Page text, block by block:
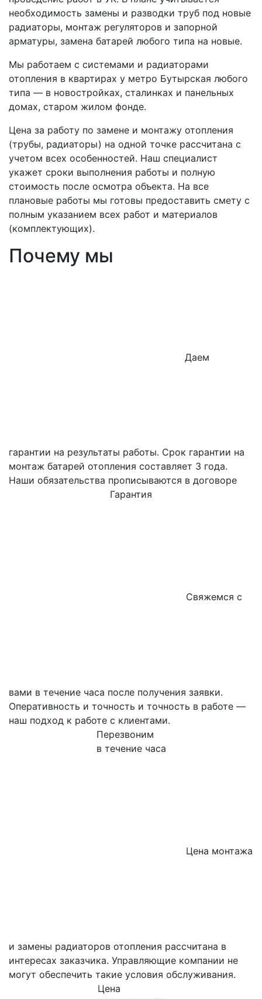
необходимость замены и разводки труб под новые
радиаторы, монтаж регуляторов и запорной
арматуры, замена батарей любого типа на новые.
Мы работаем с системами и радиаторами
отопления в квартирах у метро Бутырская любого
типа — в новостройках, сталинках и панельных
домах, старом жилом фонде.
Цена за работу по замене и монтажу отопления
(трубы, радиаторы) на одной точке рассчитана с
учетом всех особенностей. Наш специалист
укажет сроки выполнения работы и полную
стоимость после осмотра объекта. На все
плановые работы мы готовы предоставить смету с
полным указанием всех работ и материалов
(комплектующих).
Почему мы
Даем
гарантии на результаты работы. Срок гарантии на
монтаж батарей отопления составляет 3 года.
Наши обязательства прописываются в договоре
Гарантия
Свяжемся с
вами в течение часа после получения заявки.
Оперативность и точность и точность в работе —
наш подход к работе с клиентами.
Перезвоним
в течение часа
Цена монтажа
и замены радиаторов отопления рассчитана в
интересах заказчика. Управляющие компании не
могут обеспечить такие условия обслуживания.
Цена